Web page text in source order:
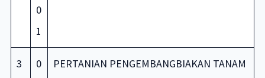
0
1
3
0
PERTANIAN PENGEMBANGBIAKAN TANAM